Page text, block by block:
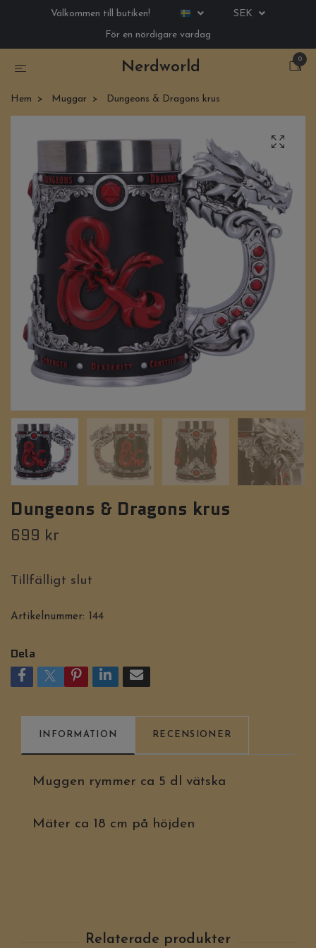
Välkommen till butiken!
SEK
För en nördigare vardag
Nerdworld
0
Hem Muggar Dungeons & Dragons krus
Dungeons & Dragons krus
699 kr
Tillfälligt slut
Artikelnummer: 144
Dela
INFORMATION RECENSIONER
Muggen rymmer ca 5 dl vätska
Mäter ca 18 cm på höjden